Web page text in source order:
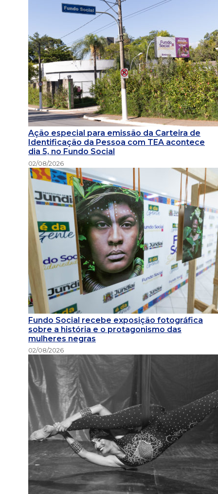
Ação especial para emissão da Carteira de
Identificação da Pessoa com TEA acontece
dia 5, no Fundo Social
02/08/2026
Fundo Social recebe exposição fotográfica
sobre a história e o protagonismo das
mulheres negras
02/08/2026